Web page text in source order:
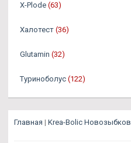
X-Plode (63)
Халотест (36)
Glutamin (32)
Туриноболус (122)
Главная | Krea-Bolic Новозыбков